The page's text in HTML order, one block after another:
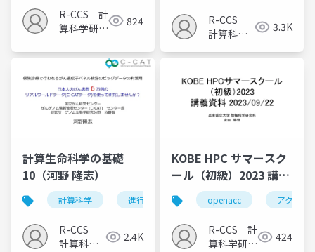
R-CCS 計
算科学研究
824
R-CCS
計算科学
3.3K
計算生命科学の基礎
10（河野 隆志）
計算科学 進行固形がん 遺伝子パネル検査
R-CCS
計算科学
2.4K
KOBE HPC サマースク
ール（初級）2023 講義
14
openacc アクセラ
R-CCS 計
算科学研究
424